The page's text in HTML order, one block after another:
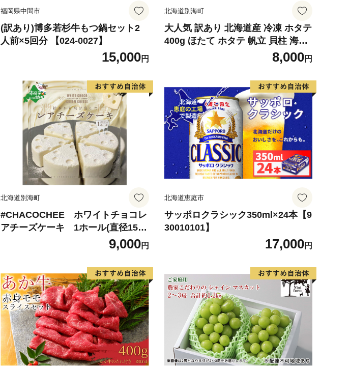
福岡県中間市
(訳あり)博多若杉牛もつ鍋セット2
人前×5回分 【024-0027】
15,000円
北海道別海町
大人気 訳あり 北海道産 冷凍 ホタテ
400g ほたて ホタテ 帆立 貝柱 海鮮
魚介類 刺身 大粒 天然 海鮮 ランキ
ング 大人気 人気 おすすめ 訳あり
8,000円
北海道別海町
#CHACOCHEE ホワイトチョコレ
アチーズケーキ 1ホール(直径15c
m)（北海道,別海町,チーズ,ちーず,
チーズケーキ,ふるさと納税）
9,000円
北海道恵庭市
サッポロクラシック350ml×24本【9
30010101】
17,000円